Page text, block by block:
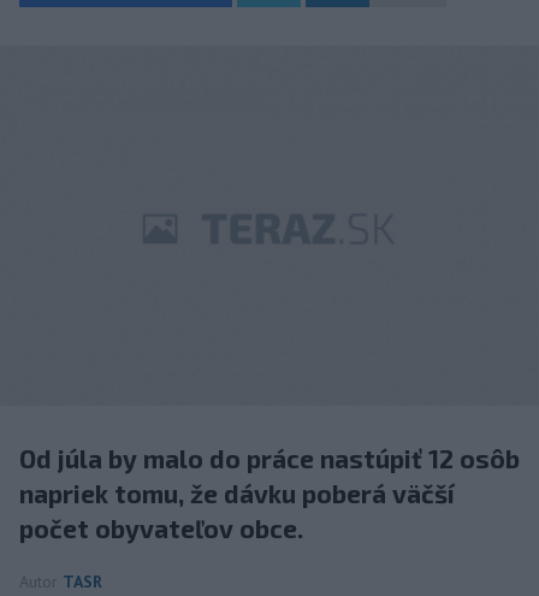
Od júla by malo do práce nastúpiť 12 osôb
napriek tomu, že dávku poberá väčší
počet obyvateľov obce.
Autor TASR